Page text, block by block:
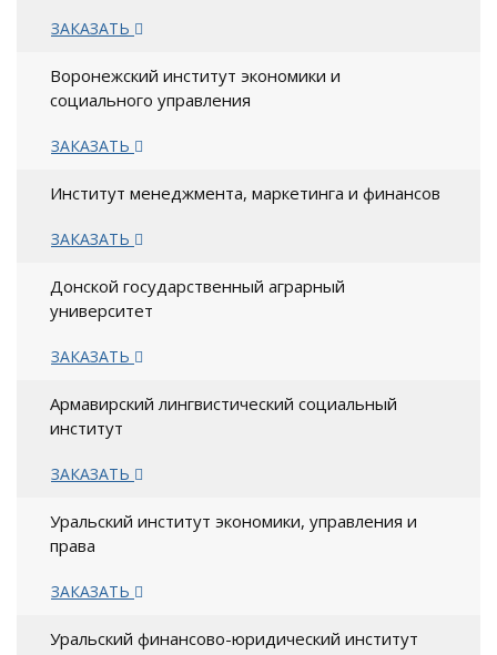
ЗАКАЗАТЬ
Воронежский институт экономики и
социального управления
ЗАКАЗАТЬ
Институт менеджмента, маркетинга и финансов
ЗАКАЗАТЬ
Донской государственный аграрный
университет
ЗАКАЗАТЬ
Армавирский лингвистический социальный
институт
ЗАКАЗАТЬ
Уральский институт экономики, управления и
права
ЗАКАЗАТЬ
Уральский финансово-юридический институт